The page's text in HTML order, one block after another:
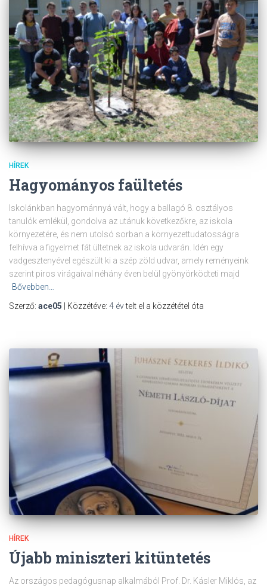
HÍREK
Hagyományos faültetés
Iskolánkban hagyománnyá vált, hogy a ballagó 8. osztályos
tanulók emlékül, gondolva az utánuk következőkre, az iskola
környezetére, és nem utolsó sorban a környezettudatosságra
felhívva a figyelmet fát ültetnek az iskola udvarán. Idén egy
vadgesztenyével egészült ki a szép zöld udvar, amely reményeink
szerint piros virágaival néhány éven belül gyönyörködteti majd
Bővebben…
Szerző: ace05 | Közzétéve: 4 évtelt el a közzététel óta
HÍREK
Újabb miniszteri kitüntetés
Az országos pedagógusnap alkalmából Prof. Dr. Kásler Miklós, az